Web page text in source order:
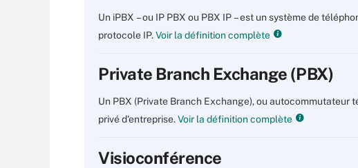
Un iPBX – ou IP PBX ou PBX IP – est un système de
protocole IP.Voir la définition complète
Private Branch Exchange (PBX)
Un PBX (Private Branch Exchange), ou autocommutateur
privé d'entreprise.Voir la définition complète
Visioconférence